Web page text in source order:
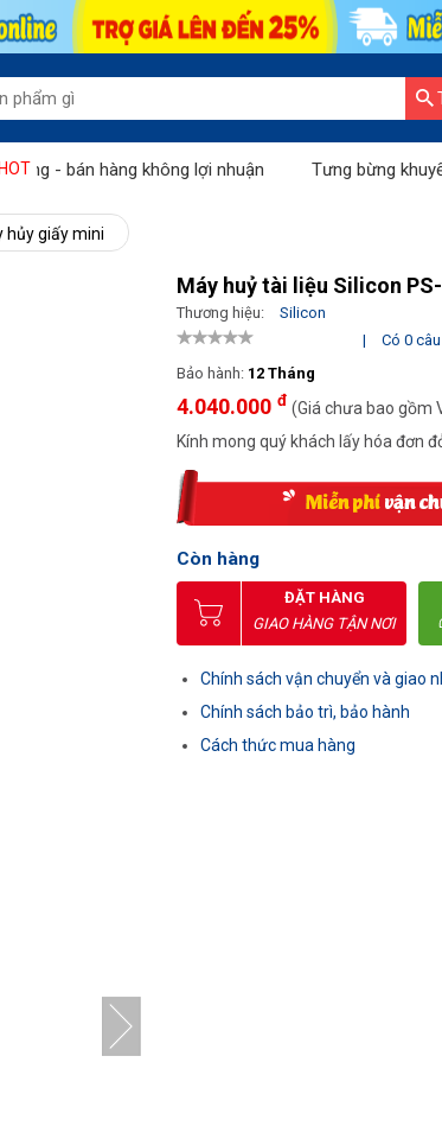
hàng không lợi nhuận Tưng bừng khuyến mãi
hủy giấy mini
Máy huỷ tài liệu Silicon
Thương hiệu:
Silicon
|
Có 0
Bảo hành: 12 Tháng
4.040.000 đ (Giá chưa bao gồm
Kính mong quý khách lấy hóa đơn
Còn hàng
ĐẶT HÀNG
GIAO HÀNG TẬN NƠI
Chính sách vận chuyển và giao
Chính sách bảo trì, bảo hành
Cách thức mua hàng